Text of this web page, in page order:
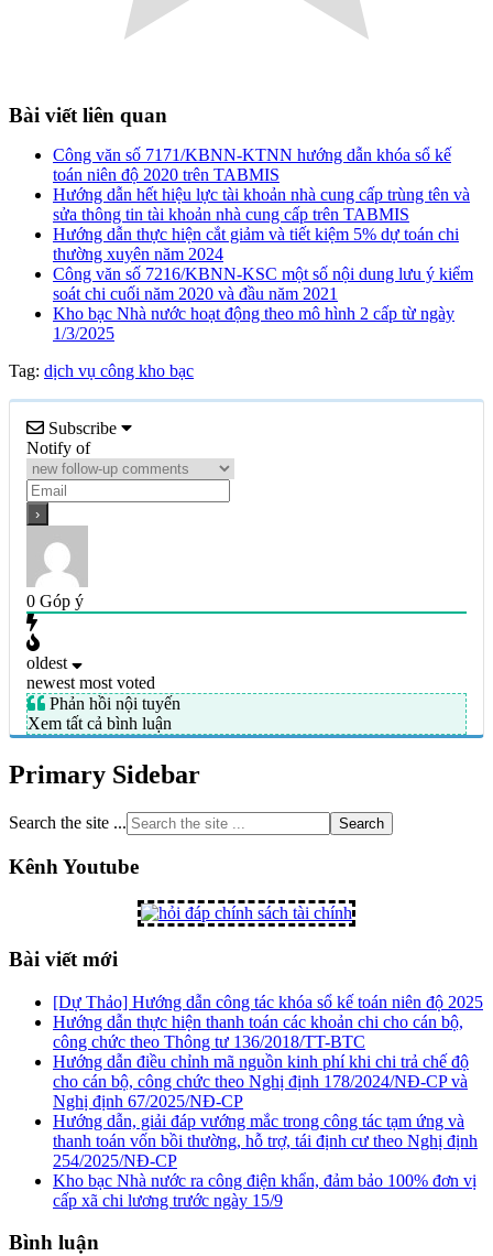
Bài viết liên quan
Công văn số 7171/KBNN-KTNN hướng dẫn khóa sổ kế
toán niên độ 2020 trên TABMIS
Hướng dẫn hết hiệu lực tài khoản nhà cung cấp trùng tên và
sửa thông tin tài khoản nhà cung cấp trên TABMIS
Hướng dẫn thực hiện cắt giảm và tiết kiệm 5% dự toán chi
thường xuyên năm 2024
Công văn số 7216/KBNN-KSC một số nội dung lưu ý kiểm
soát chi cuối năm 2020 và đầu năm 2021
Kho bạc Nhà nước hoạt động theo mô hình 2 cấp từ ngày
1/3/2025
Tag: dịch vụ công kho bạc
Subscribe
Notify of
0 Góp ý
oldest
newest most voted
Phản hồi nội tuyến
Xem tất cả bình luận
Primary Sidebar
Search the site ...
Kênh Youtube
Bài viết mới
[Dự Thảo] Hướng dẫn công tác khóa sổ kế toán niên độ 2025
Hướng dẫn thực hiện thanh toán các khoản chi cho cán bộ,
công chức theo Thông tư 136/2018/TT-BTC
Hướng dẫn điều chỉnh mã nguồn kinh phí khi chi trả chế độ
cho cán bộ, công chức theo Nghị định 178/2024/NĐ-CP và
Nghị định 67/2025/NĐ-CP
Hướng dẫn, giải đáp vướng mắc trong công tác tạm ứng và
thanh toán vốn bồi thường, hỗ trợ, tái định cư theo Nghị định
254/2025/NĐ-CP
Kho bạc Nhà nước ra công điện khẩn, đảm bảo 100% đơn vị
cấp xã chi lương trước ngày 15/9
Bình luận